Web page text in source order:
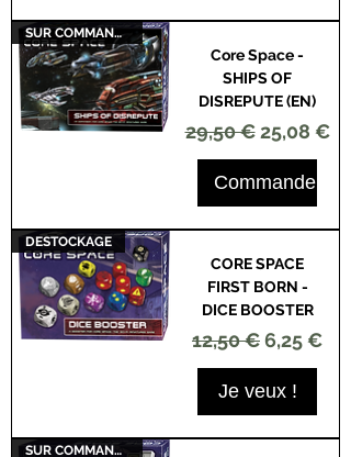
SUR COMMANDE
Core Space -
SHIPS OF
DISREPUTE (EN)
Prix original
29,50 € Prix
25,08 €
Commander
DESTOCKAGE
CORE SPACE
FIRST BORN -
DICE BOOSTER
Prix original
12,50 €Prix
6,25 €
Je veux !
SUR COMMANDE